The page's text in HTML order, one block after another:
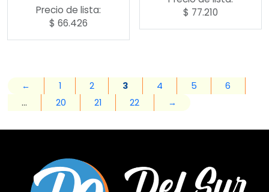
Precio de lista:
$ 66.426
$ 77.210
← 1 2 3 4 5
6
…
20 21 22 →